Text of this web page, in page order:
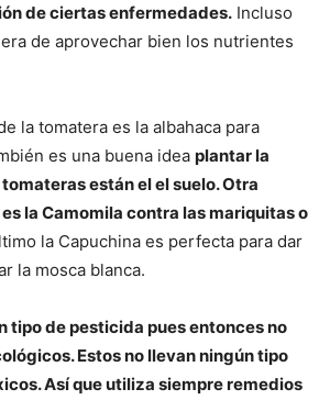
de ciertas enfermedades. Incluso
de aprovechar bien los nutrientes
la tomatera es la albahaca para
es una buena idea plantar la
están el el suelo. Otra
la Camomila contra las mariquitas o
la Capuchina es perfecta para dar
la mosca blanca.
tipo de pesticida pues entonces no
Estos no llevan ningún tipo
Así que utiliza siempre remedios